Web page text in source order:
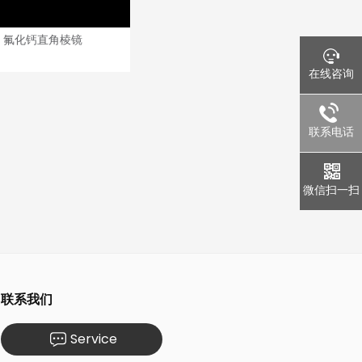
氟化钙直角棱镜
联系我们
Service
在线咨询
联系电话
微信扫一扫